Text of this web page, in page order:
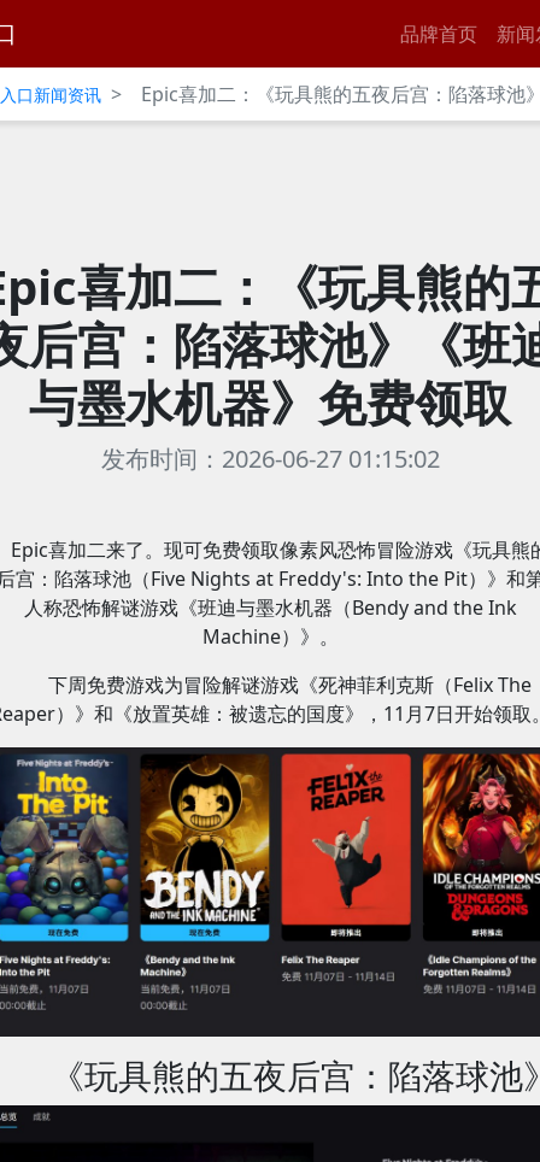
品牌首页 新
口新闻资讯 > Epic喜加二：《玩具熊的五夜后宫：陷落球池
喜加二：《玩具熊的
后宫：陷落球池》《班
与墨水机器》免费领取
发布时间：2026-06-27 01:15:02
Epic喜加二来了。现可免费领取像素风恐怖冒险游戏《玩具熊
宫：陷落球池（Five Nights at Freddy's: Into the Pit）》和
人称恐怖解谜游戏《班迪与墨水机器（Bendy and the Ink
Machine）》。
下周免费游戏为冒险解谜游戏《死神菲利克斯（Felix The
）》和《放置英雄：被遗忘的国度》，11月7日开始领取。
《玩具熊的五夜后宫：陷落球池》